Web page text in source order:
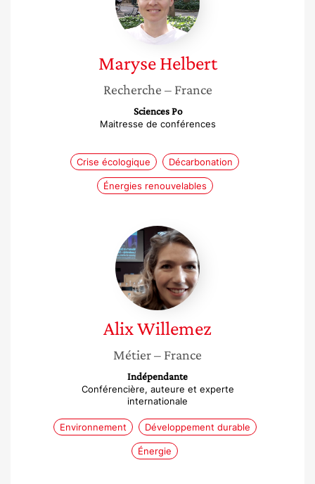
Maryse Helbert
Recherche – France
Sciences Po
Maitresse de conférences
Crise écologique Décarbonation
Énergies renouvelables
Alix
Willemez
AlixWillemez
Métier– France
Indépendante
Conférencière, auteure et experte
internationale
Environnement Développement durable
Énergie